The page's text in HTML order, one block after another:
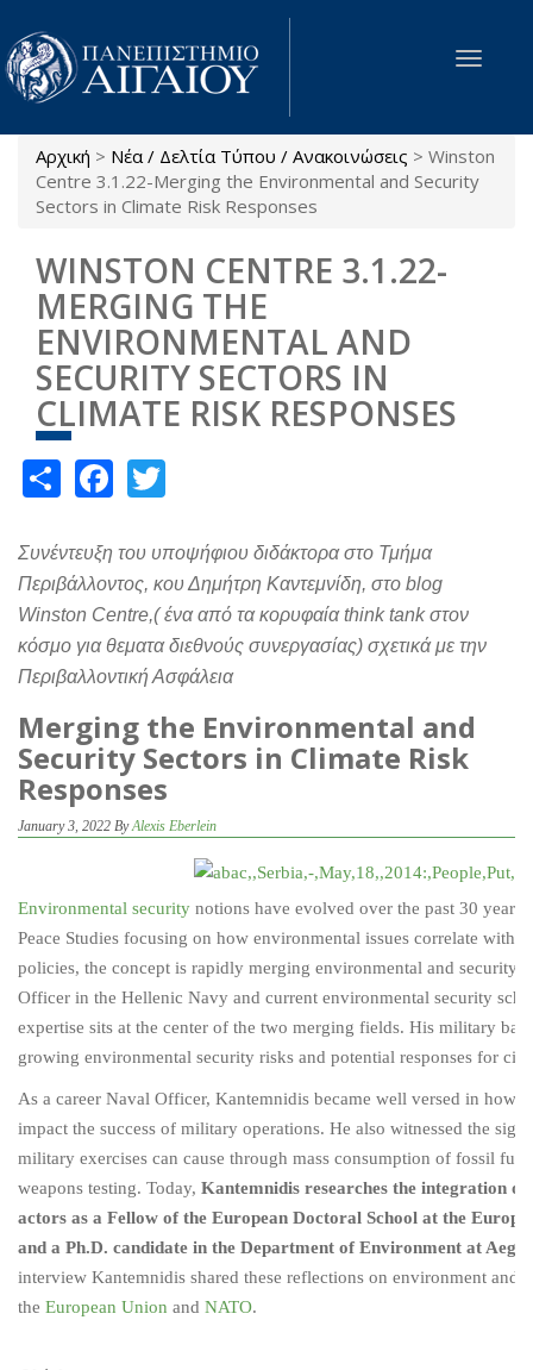
Παράκαμψη προς το κυρίως περιεχόμενο
Toggle
Είστε εδώ
Αρχική > Νέα / Δελτία Τύπου / Ανακοινώσεις > Winston
Centre 3.1.22-Merging the Environmental and Security
Sectors in Climate Risk Responses
WINSTON CENTRE 3.1.22-
MERGING THE
ENVIRONMENTAL AND
SECURITY SECTORS IN
CLIMATE RISK RESPONSES
ShareFacebook
Συνέντευξη του υποψήφιου διδάκτορα στο Τμήμα
Περιβάλλοντος, κου Δημήτρη Καντεμνίδη, στο blog
Winston Centre,( ένα από τα κορυφαία think tank στον
κόσμο για θεματα διεθνούς συνεργασίας) σχετικά με την
Περιβαλλοντική Ασφάλεια
Μerging the Environmental and
Security Sectors in Climate Risk
Responses
January 3, 2022 ByAlexis Eberlein
Environmental security notions have evolved over the past 30
Peace Studies focusing on how environmental issues correlate with
policies, the concept is rapidly merging environmental and security
Officer in the Hellenic Navy and current environmental security
expertise sits at the center of the two merging fields. His military
growing environmental security risks and potential responses for
As a career Naval Officer, Kantemnidis became well versed in how
impact the success of military operations. He also witnessed the
military exercises can cause through mass consumption of fossil
weapons testing. Today, Kantemnidis researches the integration
actors as a Fellow of the European Doctoral School at the
and a Ph.D. candidate in the Department of Environment at
interview Kantemnidis shared these reflections on environment and
the European Union and NATO.